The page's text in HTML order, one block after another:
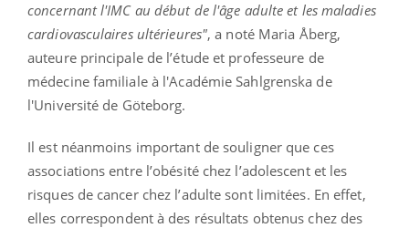
concernant l'IMC au début de l'âge adulte et les maladies
cardiovasculaires ultérieures", a noté Maria Åberg,
auteure principale de l’étude et professeure de
médecine familiale à l'Académie Sahlgrenska de
l'Université de Göteborg.
Il est néanmoins important de souligner que ces
associations entre l’obésité chez l’adolescent et les
risques de cancer chez l’adulte sont limitées. En effet,
elles correspondent à des résultats obtenus chez des